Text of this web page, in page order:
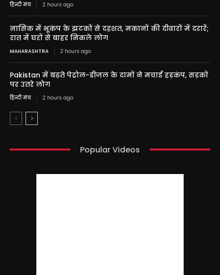
हिन्दी मंच 2 hours ago
नासिक में भूकंप के झटकों से दहशत, मकानों की दीवारों में दरारें;
रात में घरों से बाहर निकले लोग
MAHARASHTRA 2 hours ago
Pakistan में बढ़ते पेट्रोल-डीजल के दामों ने मचाई हड़कंप, सड़कों
पर उतरे लोग
हिन्दी मंच 2 hours ago
Popular Videos